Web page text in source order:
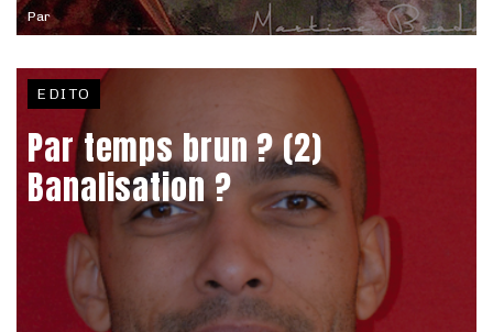
Par
EDITO
Par temps brun ? (2)
Banalisation ?